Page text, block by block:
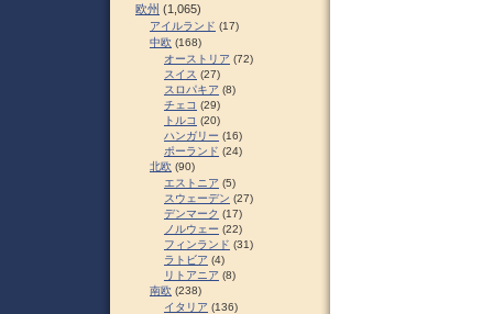
欧州 (1,065)
アイルランド (17)
中欧 (168)
オーストリア (72)
スイス (27)
スロパキア (8)
チェコ (29)
トルコ (20)
ハンガリー (16)
ポーランド (24)
北欧 (90)
エストニア (5)
スウェーデン (27)
デンマーク (17)
ノルウェー (22)
フィンランド (31)
ラトビア (4)
リトアニア (8)
南欧 (238)
イタリア (136)